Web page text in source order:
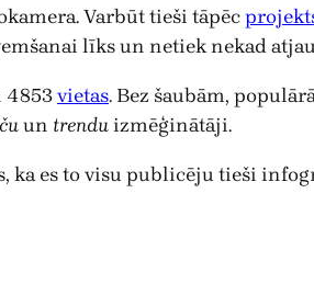
Varbūt tieši tāpēc
līks un netiek nekad
4853vietas. Bez šaubām,
un trenduizmēģinātāji.
ka es to visu publicēju tieši